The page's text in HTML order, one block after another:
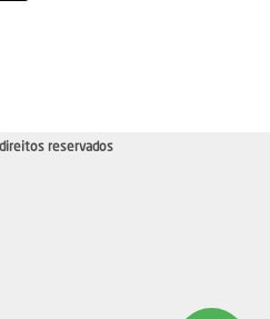
reservados